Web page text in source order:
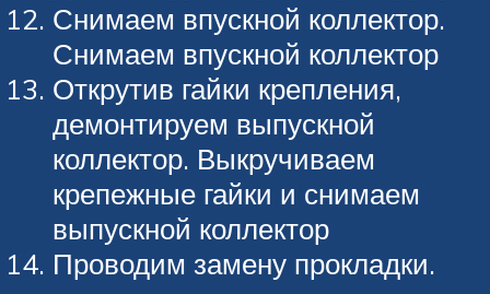
Снимаем впускной коллектор.
Снимаем впускной коллектор
Открутив гайки крепления,
демонтируем выпускной
коллектор. Выкручиваем
крепежные гайки и снимаем
выпускной коллектор
Проводим замену прокладки.